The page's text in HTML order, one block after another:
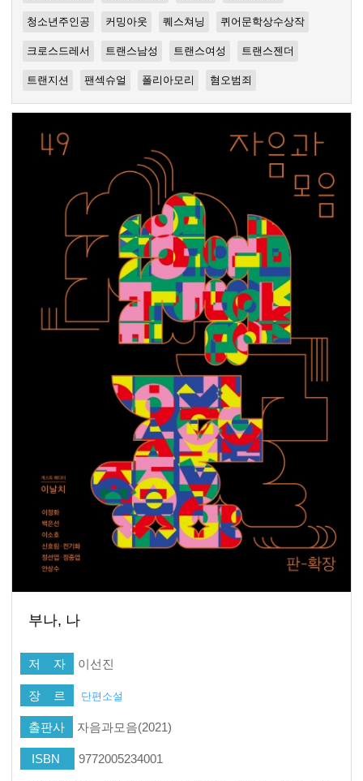
청소년주인공 커밍아웃 퀘스쳐닝 퀴어문학상수상작
크로스드레서 트랜스남성 트랜스여성 트랜스젠더
트랜지션 팬섹슈얼 폴리아모리 혐오범죄
부나, 나
저 자 이선진
장 르 단편소설
출판사 자음과모음(2021)
ISBN 9772005234001